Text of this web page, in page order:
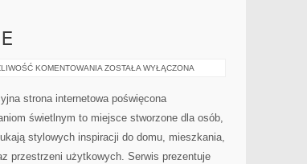
KOMENTOWANIA INSPIRACJE
ZOSTAŁA WYŁĄCZONA
strona internetowa poświęcona
świetlnym to miejsce stworzone dla osób,
stylowych inspiracji do domu, mieszkania,
przestrzeni użytkowych. Serwis prezentuje